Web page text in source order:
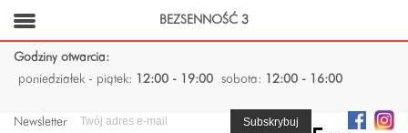
Godziny otwarcia:
poniedziałek - piątek:
12:00 - 19:00 sobota: 12:00 - 16:00
Newsletter
BEZSENNOŚĆ 3